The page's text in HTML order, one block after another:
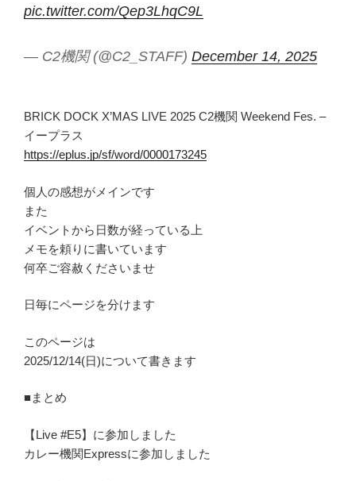
pic.twitter.com/Qep3LhqC9L
— C2機関 (@C2_STAFF) December 14, 2025
BRICK DOCK X’MAS LIVE 2025 C2機関 Weekend Fes. –
イープラス
https://eplus.jp/sf/word/0000173245
個人の感想がメインです
また
イベントから日数が経っている上
メモを頼りに書いています
何卒ご容赦くださいませ
日毎にページを分けます
このページは
2025/12/14(日)について書きます
■まとめ
【Live #E5】に参加しました
カレー機関Expressに参加しました